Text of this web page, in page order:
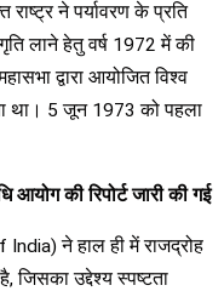
ने पर्यावरण के प्रति
लाने हेतु वर्ष 1972 में की
द्वारा आयोजित विश्व
था। 5 जून 1973 को पहला
की रिपोर्ट जारी की गई
ने हाल ही में राजद्रोह
जिसका उद्देश्य स्पष्टता